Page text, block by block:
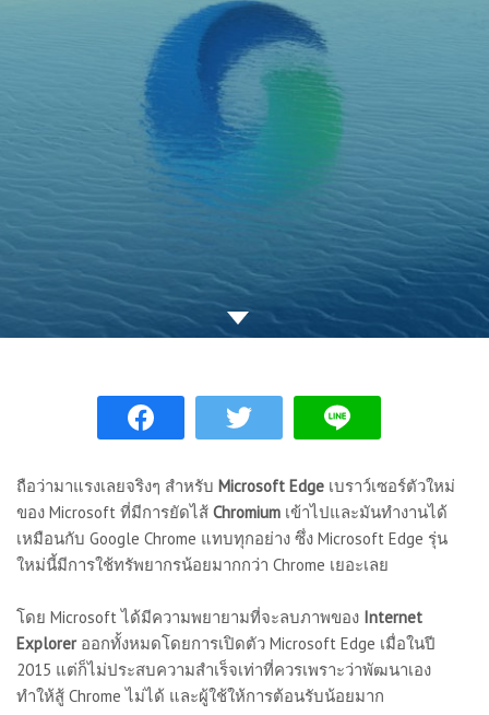
ถือว่ามาแรงเลยจริงๆ สำหรับ Microsoft Edge เบราว์เซอร์ตัวใหม่
ของ Microsoft ที่มีการยัดไส้ Chromium เข้าไปและมันทำงานได้
เหมือนกับ Google Chrome แทบทุกอย่าง ซึ่ง Microsoft Edge รุ่น
ใหม่นี้มีการใช้ทรัพยากรน้อยมากกว่า Chrome เยอะเลย
โดย Microsoft ได้มีความพยายามที่จะลบภาพของ Internet
Explorerออกทั้งหมดโดยการเปิดตัว Microsoft Edge เมื่อในปี
2015 แต่ก็ไม่ประสบความสำเร็จเท่าที่ควรเพราะว่าพัฒนาเอง
ทำให้สู้ Chrome ไม่ได้ และผู้ใช้ให้การต้อนรับน้อยมาก